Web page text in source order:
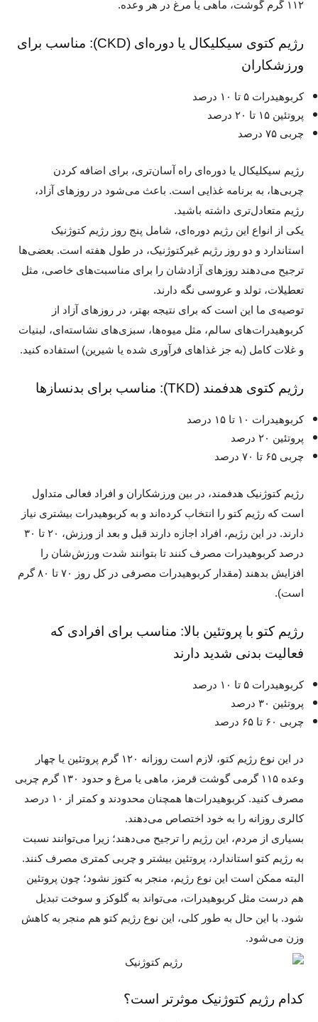
۱۱۲ گرم گوشت، ماهی یا مرغ در هر وعده.
رژیم کتوی سیکلیکال یا دوره‌ای (CKD): مناسب برای
ورزشکاران
کربوهیدرات ۵ تا ۱۰ درصد
پروتئین ۱۵ تا ۲۰ درصد
چربی ۷۵ درصد
رژیم سیکلیکال یا دوره‌ای راه آسان‌تری، برای اضافه کردن
چربی‌ها، به برنامه غذایی است. باعث می‌شود در روزهای آزاد،
رژیم متعادل‌تری داشته باشید.
یکی از انواع این رژیم دوره‌ای، شامل پنج روز رژیم کتوژنیک
استاندارد و دو روز رژیم غیرکتوژنیک، در طول هفته‌ است. بعضی‌ها
ترجیح می‌دهند روزهای آزادشان را برای مناسبت‌های خاصی، مثل
تعطیلات، تولد و عروسی نگه دارند.
توصیه‌ی ما این است که برای نتیجه‌ بهتر، در روزهای آزاد از
کربوهیدرات‌های سالم، مثل میوه‌ها، سبزی‌های نشاسته‌ای، لبنیات
و غلات کامل (به جز غذاهای فرآوری شده یا شیرین) استفاده کنید.
رژیم کتوی هدفمند (TKD): مناسب برای بدنسازها
کربوهیدرات ۱۰ تا ۱۵ درصد
پروتئین ۲۰ درصد
چربی ۶۵ تا ۷۰ درصد
رژیم کتوژنیک هدفمند، در بین ورزشکاران و افراد فعالی متداول
است که رژیم کتو را انتخاب کرده‌اند و به کربوهیدرات بیشتری نیاز
دارند. در این رژیم، افراد اجازه دارند قبل و بعد از ورزش، ۲۰ تا ۳۰
درصد کربوهیدرات مصرف کنند تا بتوانند شدت ورزش‌شان را
افزایش بدهند (مقدار کربوهیدرات مصرفی در کل روز ۷۰ تا ۸۰ گرم
است).
رژیم کتو با پروتئین بالا: مناسب برای افرادی که
فعالیت بدنی شدید دارند
کربوهیدرات ۵ تا ۱۰ درصد
پروتئین ۳۰ درصد
چربی ۶۰ تا ۶۵ درصد
در این نوع رژیم کتو، لازم است روزانه ۱۲۰ گرم پروتئین یا چهار
وعده ۱۱۵ گرمی گوشت قرمز، ماهی یا مرغ و حدود ۱۳۰ گرم چربی
مصرف کنید. کربوهیدرات‌ها همچنان محدودند و کمتر از ۱۰ درصد
کالری روزانه را به خود اختصاص می‌دهند.
بسیاری از مردم، این رژیم را ترجیح می‌د‌هند؛ زیرا می‌توانند نسبت
به رژیم کتو استاندارد، پروتئین بیشتر و چربی کمتری مصرف کنند.
البته ممکن است این نوع رژیم، منجر به کتوز نشود؛ چون پروتئین
هم درست مثل کربوهیدرات، می‌تواند به گلوکز و سوخت تبدیل
شود. با این حال به طور کلی، این نوع رژیم کتو هم منجر به کاهش
وزن می‌شود.
کدام رژیم کتوژنیک موثرتر است؟